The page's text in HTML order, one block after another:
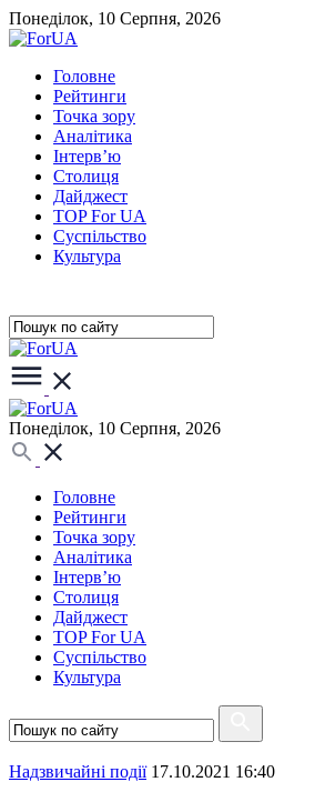
Понеділок, 10 Серпня, 2026
Головне
Рейтинги
Точка зору
Аналітика
Інтерв’ю
Столиця
Дайджест
TOP For UA
Суспiльство
Культура
Понеділок, 10 Серпня, 2026
Головне
Рейтинги
Точка зору
Аналітика
Інтерв’ю
Столиця
Дайджест
TOP For UA
Суспiльство
Культура
Надзвичайні події 17.10.2021 16:40